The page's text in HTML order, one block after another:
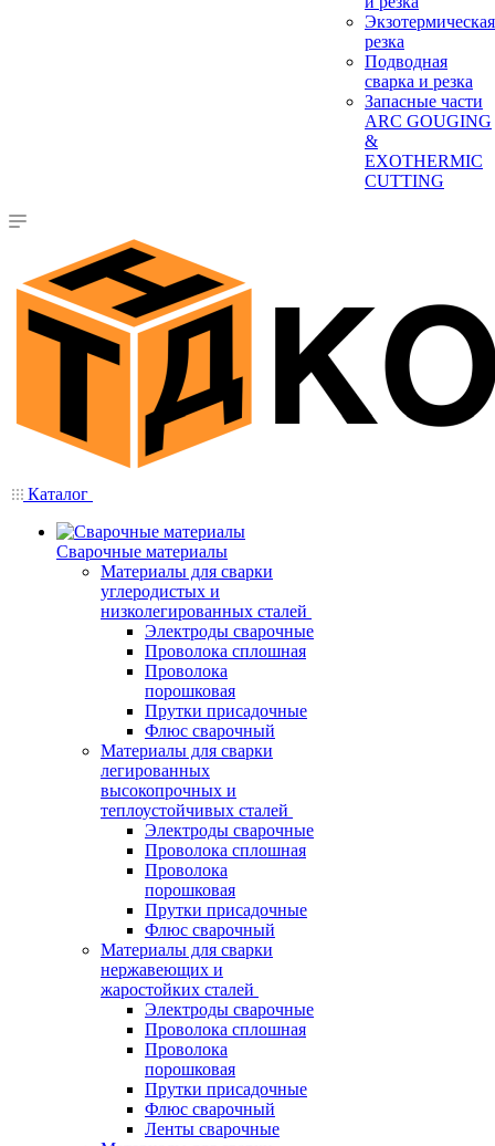
Экзотермическая
резка
Подводная
сварка и резка
Запасные части
ARC GOUGING
&
EXOTHERMIC
CUTTING
Каталог
Сварочные материалы
Материалы для сварки
углеродистых и
низколегированных сталей
Электроды сварочные
Проволока сплошная
Проволока
порошковая
Прутки присадочные
Флюс сварочный
Материалы для сварки
легированных
высокопрочных и
теплоустойчивых сталей
Электроды сварочные
Проволока сплошная
Проволока
порошковая
Прутки присадочные
Флюс сварочный
Материалы для сварки
нержавеющих и
жаростойких сталей
Электроды сварочные
Проволока сплошная
Проволока
порошковая
Прутки присадочные
Флюс сварочный
Ленты сварочные